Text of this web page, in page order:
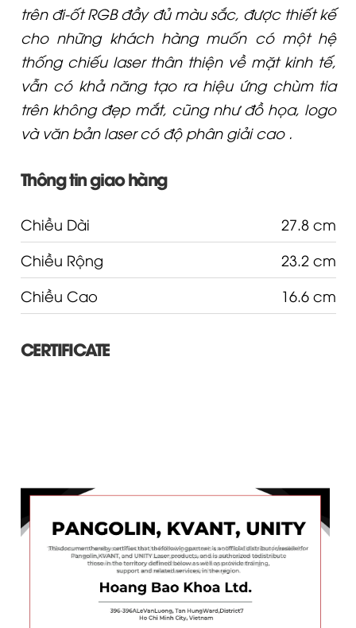
trên đi-ốt RGB đầy đủ màu sắc, được thiết kế
cho những khách hàng muốn có một hệ
thống chiếu laser thân thiện về mặt kinh tế,
vẫn có khả năng tạo ra hiệu ứng chùm tia
trên không đẹp mắt, cũng như đồ họa, logo
và văn bản laser có độ phân giải cao .
Thông tin giao hàng
Chiều Dài
27.8 cm
Chiều Rộng
23.2 cm
Chiều Cao
16.6 cm
CERTIFICATE